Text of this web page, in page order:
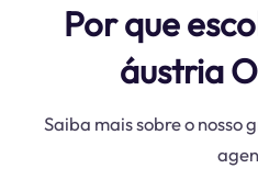
Por que
áustria
Saiba mais sobre o nosso